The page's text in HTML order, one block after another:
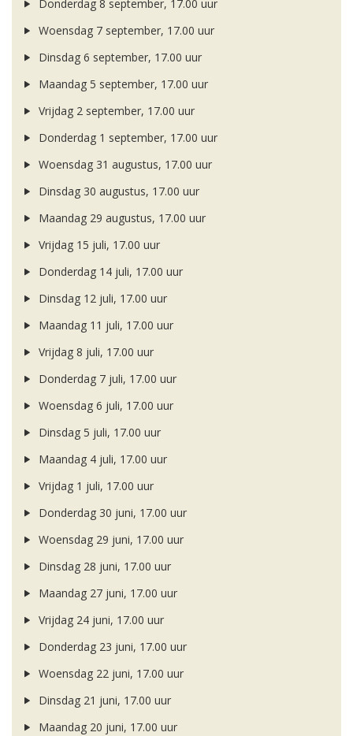
Donderdag 8 september, 17.00 uur
Woensdag 7 september, 17.00 uur
Dinsdag 6 september, 17.00 uur
Maandag 5 september, 17.00 uur
Vrijdag 2 september, 17.00 uur
Donderdag 1 september, 17.00 uur
Woensdag 31 augustus, 17.00 uur
Dinsdag 30 augustus, 17.00 uur
Maandag 29 augustus, 17.00 uur
Vrijdag 15 juli, 17.00 uur
Donderdag 14 juli, 17.00 uur
Dinsdag 12 juli, 17.00 uur
Maandag 11 juli, 17.00 uur
Vrijdag 8 juli, 17.00 uur
Donderdag 7 juli, 17.00 uur
Woensdag 6 juli, 17.00 uur
Dinsdag 5 juli, 17.00 uur
Maandag 4 juli, 17.00 uur
Vrijdag 1 juli, 17.00 uur
Donderdag 30 juni, 17.00 uur
Woensdag 29 juni, 17.00 uur
Dinsdag 28 juni, 17.00 uur
Maandag 27 juni, 17.00 uur
Vrijdag 24 juni, 17.00 uur
Donderdag 23 juni, 17.00 uur
Woensdag 22 juni, 17.00 uur
Dinsdag 21 juni, 17.00 uur
Maandag 20 juni, 17.00 uur